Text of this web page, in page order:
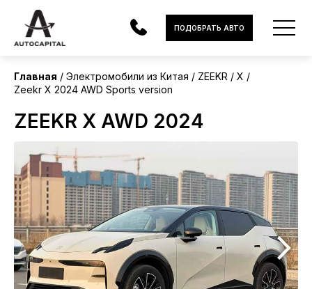
АВТОМОБИЛИ
ЭЛЕКТРОМОБИЛИ
В НАЛИЧИИ
МОТОЦИКЛЫ
УСЛУГИ
ЛИЗИНГ
НОВОСТИ
ПОДОБРАТЬ АВТО
Главная Электромобили из Китая ZEEKR
X
Zeekr X 2024 AWD Sports version
ZEEKR X AWD 2024
Китай